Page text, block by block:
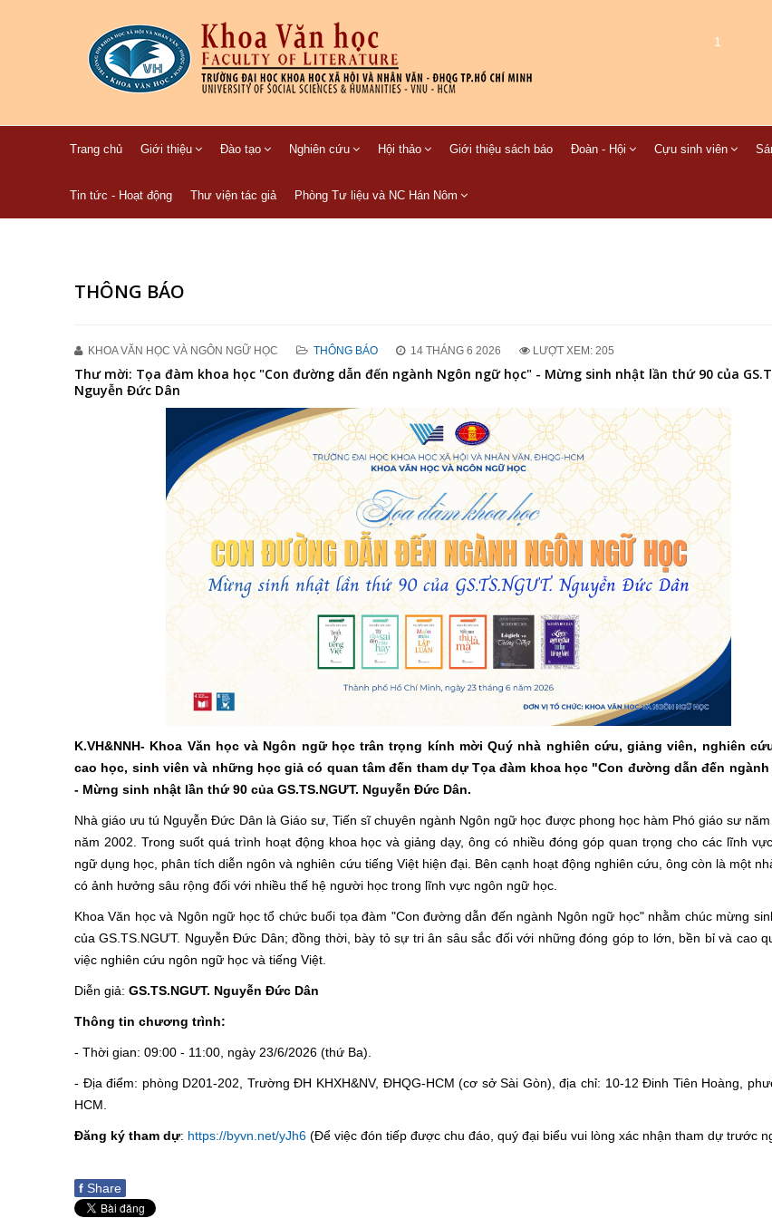
1
Trang chủ Giới thiệu Đào tạo Nghiên cứu Hội thảo Giới thiệu sách báo Đoàn - Hội Cựu sinh viên
Tin tức - Hoạt động Thư viện tác giả Phòng Tư liệu và NC Hán Nôm
THÔNG BÁO
KHOA VĂN HỌC VÀ NGÔN NGỮ HỌC THÔNG BÁO 14 THÁNG 6 2026 LƯỢT XEM: 205
Thư mời: Tọa đàm khoa học "Con đường dẫn đến ngành Ngôn ngữ học" - Mừng sinh nhật lần thứ 90 của
Nguyễn Đức Dân
K.VH&NNH- Khoa Văn học và Ngôn ngữ học trân trọng kính mời Quý nhà nghiên cứu, giảng viên, nghiên
cao học, sinh viên và những học giả có quan tâm đến tham dự Tọa đàm khoa học "Con đường dẫn đến
- Mừng sinh nhật lần thứ 90 của GS.TS.NGƯT. Nguyễn Đức Dân.
Nhà giáo ưu tú Nguyễn Đức Dân là Giáo sư, Tiến sĩ chuyên ngành Ngôn ngữ học được phong học hàm Phó giáo sư
năm 2002. Trong suốt quá trình hoạt động khoa học và giảng dạy, ông có nhiều đóng góp quan trọng cho các lĩnh
ngữ dụng học, phân tích diễn ngôn và nghiên cứu tiếng Việt hiện đại. Bên cạnh hoạt động nghiên cứu, ông còn là một
có ảnh hưởng sâu rộng đối với nhiều thế hệ người học trong lĩnh vực ngôn ngữ học.
Khoa Văn học và Ngôn ngữ học tổ chức buổi tọa đàm "Con đường dẫn đến ngành Ngôn ngữ học" nhằm chúc mừng
của GS.TS.NGƯT. Nguyễn Đức Dân; đồng thời, bày tỏ sự tri ân sâu sắc đối với những đóng góp to lớn, bền bỉ và cao
việc nghiên cứu ngôn ngữ học và tiếng Việt.
Diễn giả: GS.TS.NGƯT. Nguyễn Đức Dân
Thông tin chương trình:
- Thời gian: 09:00 - 11:00, ngày 23/6/2026 (thứ Ba).
- Địa điểm: phòng D201-202, Trường ĐH KHXH&NV, ĐHQG-HCM (cơ sở Sài Gòn), địa chỉ: 10-12 Đinh Tiên Hoàng,
HCM.
Đăng ký tham dự: https://byvn.net/yJh6 (Để việc đón tiếp được chu đáo, quý đại biểu vui lòng xác nhận tham dự trước
f Share